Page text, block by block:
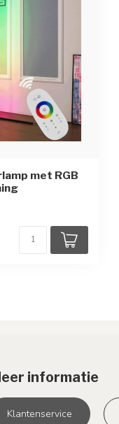
met RGB
informatie
Klantenservice